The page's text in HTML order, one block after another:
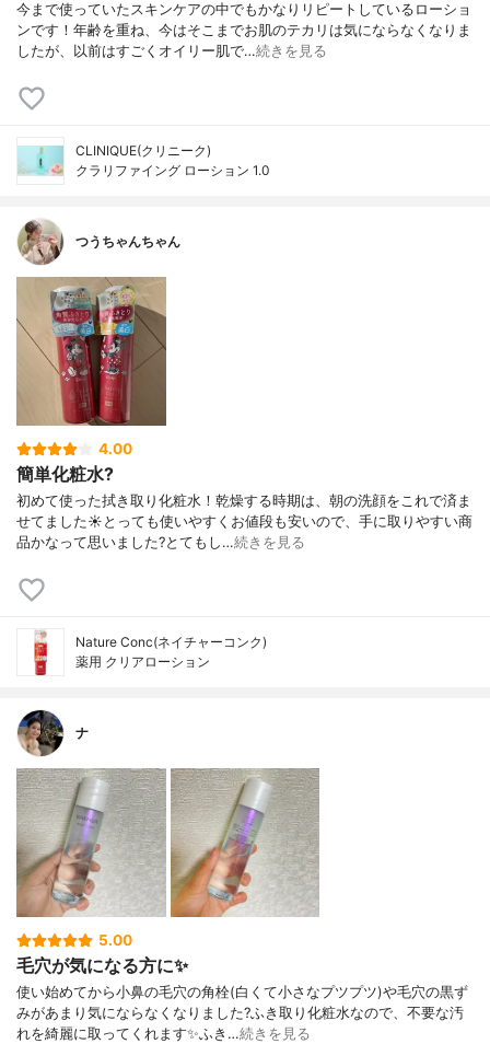
今まで使っていたスキンケアの中でもかなりリピートしているローショ
ンです！年齢を重ね、今はそこまでお肌のテカリは気にならなくなりま
したが、以前はすごくオイリー肌で…続きを見る
CLINIQUE(クリニーク)
クラリファイング ローション 1.0
つうちゃんちゃん
4.00
簡単化粧水?
初めて使った拭き取り化粧水！乾燥する時期は、朝の洗顔をこれで済ま
せてました☀️とっても使いやすくお値段も安いので、手に取りやすい商
品かなって思いました?とてもし…続きを見る
Nature Conc(ネイチャーコンク)
薬用 クリアローション
ナ
5.00
毛穴が気になる方に✨
使い始めてから小鼻の毛穴の角栓(白くて小さなプツプツ)や毛穴の黒ず
みがあまり気にならなくなりました?ふき取り化粧水なので、不要な汚
れを綺麗に取ってくれます✨ふき…続きを見る